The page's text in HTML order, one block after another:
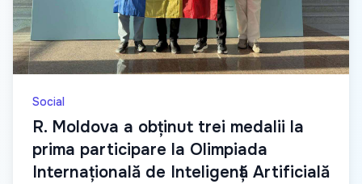
Social
R. Moldova a obținut trei medalii la
prima participare la Olimpiada
Internațională de Inteligență Artificială